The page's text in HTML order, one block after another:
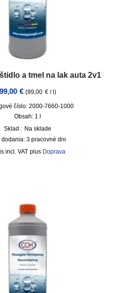
a tmel na lak auta 2v1
99,00 € (99,00 €/ )
číslo: 2000-7660-1000
Obsah: 1l
Sklad : Na sklade
dodania:3 pracovné dni
incl. VAT plus Doprava